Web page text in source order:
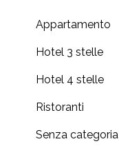
Appartamento
Hotel 3 stelle
Hotel 4 stelle
Ristoranti
Senza categoria